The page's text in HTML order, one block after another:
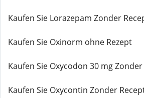
Kaufen Sie Lorazepam Zonder
Kaufen Sie Oxinorm ohne Rezept
Kaufen Sie Oxycodon 30 mg
Kaufen Sie Oxycontin Zonder